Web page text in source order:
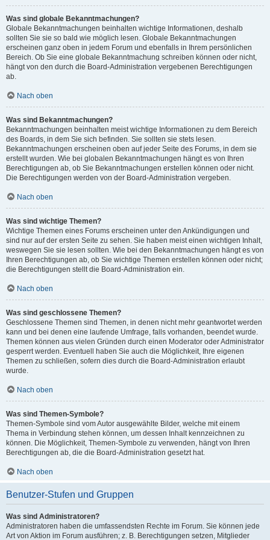
Was sind globale Bekanntmachungen?
Globale Bekanntmachungen beinhalten wichtige Informationen, deshalb
sollten Sie sie so bald wie möglich lesen. Globale Bekanntmachungen
erscheinen ganz oben in jedem Forum und ebenfalls in Ihrem persönlichen
Bereich. Ob Sie eine globale Bekanntmachung schreiben können oder nicht,
hängt von den durch die Board-Administration vergebenen Berechtigungen
ab.
Nach oben
Was sind Bekanntmachungen?
Bekanntmachungen beinhalten meist wichtige Informationen zu dem Bereich
des Boards, in dem Sie sich befinden. Sie sollten sie stets lesen.
Bekanntmachungen erscheinen oben auf jeder Seite des Forums, in dem sie
erstellt wurden. Wie bei globalen Bekanntmachungen hängt es von Ihren
Berechtigungen ab, ob Sie Bekanntmachungen erstellen können oder nicht.
Die Berechtigungen werden von der Board-Administration vergeben.
Nach oben
Was sind wichtige Themen?
Wichtige Themen eines Forums erscheinen unter den Ankündigungen und
sind nur auf der ersten Seite zu sehen. Sie haben meist einen wichtigen Inhalt,
weswegen Sie sie lesen sollten. Wie bei den Bekanntmachungen hängt es von
Ihren Berechtigungen ab, ob Sie wichtige Themen erstellen können oder nicht;
die Berechtigungen stellt die Board-Administration ein.
Nach oben
Was sind geschlossene Themen?
Geschlossene Themen sind Themen, in denen nicht mehr geantwortet werden
kann und bei denen eine laufende Umfrage, falls vorhanden, beendet wurde.
Themen können aus vielen Gründen durch einen Moderator oder Administrator
gesperrt werden. Eventuell haben Sie auch die Möglichkeit, Ihre eigenen
Themen zu schließen, sofern dies durch die Board-Administration erlaubt
wurde.
Nach oben
Was sind Themen-Symbole?
Themen-Symbole sind vom Autor ausgewählte Bilder, welche mit einem
Thema in Verbindung stehen können, um dessen Inhalt kennzeichnen zu
können. Die Möglichkeit, Themen-Symbole zu verwenden, hängt von Ihren
Berechtigungen ab, die die Board-Administration gesetzt hat.
Nach oben
Benutzer-Stufen und Gruppen
Was sind Administratoren?
Administratoren haben die umfassendsten Rechte im Forum. Sie können jede
Art von Aktion im Forum ausführen; z. B. Berechtigungen setzen, Mitglieder